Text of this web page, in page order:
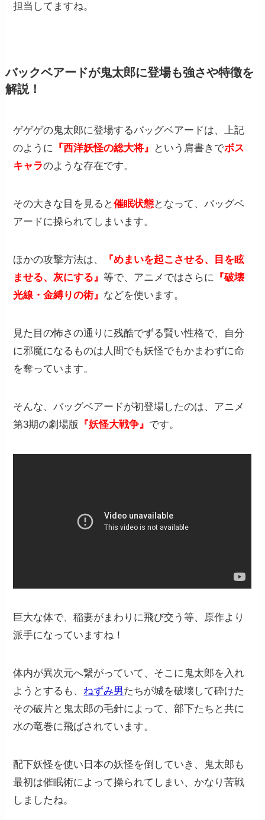
担当してますね。
バックベアードが鬼太郎に登場も強さや特徴を
解説！
ゲゲゲの鬼太郎に登場するバッグベアードは、上記
のように
『西洋妖怪の総大将』 という肩書きでボス
キャラのような存在です。
その大きな目を見ると催眠状態となって、バッグベ
アードに操られてしまいます。
ほかの攻撃方法は、
『めまいを起こさせる、目を眩
ませる、灰にする』等で、アニメではさらに
『破壊
光線・金縛りの術』 などを使います。
見た目の怖さの通りに残酷でずる賢い性格で、自分
に邪魔になるものは人間でも妖怪でもかまわずに命
を奪っています。
そんな、バッグベアードが初登場したのは、アニメ
第3期の劇場版
『妖怪大戦争』 です。
巨大な体で、稲妻がまわりに飛び交う等、原作より
派手になっていますね！
体内が異次元へ繋がっていて、そこに鬼太郎を入れ
ようとするも、 ねずみ男たちが城を破壊して砕けた
その破片と鬼太郎の毛針によって、部下たちと共に
水の竜巻に飛ばされています。
配下妖怪を使い日本の妖怪を倒していき、鬼太郎も
最初は催眠術によって操られてしまい、かなり苦戦
しましたね。